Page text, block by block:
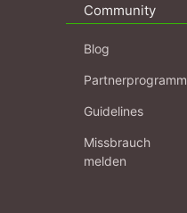
Community
Blog
Partnerprogramm
Guidelines
Missbrauch
melden